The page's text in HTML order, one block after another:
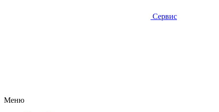
Сервис
Меню